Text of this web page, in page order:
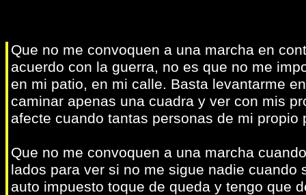
Que no me convoquen a una marcha en
acuerdo con la guerra, no es que no me
en mi patio, en mi calle. Basta levantarme
caminar apenas una cuadra y ver con mis
afecte cuando tantas personas de mi
Que no me convoquen a una marcha
lados para ver si no me sigue nadie
auto impuesto toque de queda y tengo que